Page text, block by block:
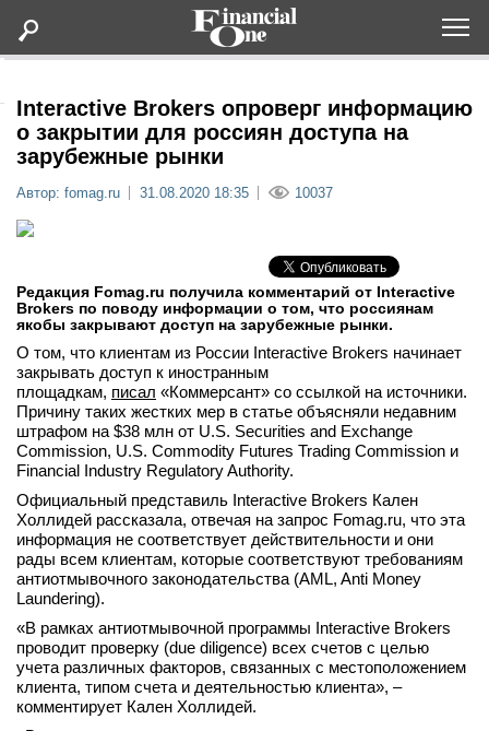
Статьи
Мероприятия
Новости
Интервью
вконтакте
телеграм
Стать автором
Вход
Interactive Brokers опроверг информацию
о закрытии для россиян доступа на
зарубежные рынки
Автор: fomag.ru 31.08.2020 18:35 10037
Редакция Fomag.ru получила комментарий от Interactive
Brokers по поводу информации о том, что россиянам
якобы закрывают доступ на зарубежные рынки.
О том, что клиентам из России Interactive Brokers начинает
закрывать доступ к иностранным
площадкам, писал «Коммерсант» со ссылкой на источники.
Причину таких жестких мер в статье объясняли недавним
штрафом на $38 млн от U.S. Securities and Exchange
Commission, U.S. Commodity Futures Trading Commission и
Financial Industry Regulatory Authority.
Официальный представиль Interactive Brokers Кален
Холлидей рассказала, отвечая на запрос Fomag.ru, что эта
информация не соответствует действительности и они
рады всем клиентам, которые соответствуют требованиям
антиотмывочного законодательства (AML, Anti Money
Laundering).
«В рамках антиотмывочной программы Interactive Brokers
проводит проверку (due diligence) всех счетов с целью
учета различных факторов, связанных с местоположением
клиента, типом счета и деятельностью клиента», –
комментирует Кален Холлидей.